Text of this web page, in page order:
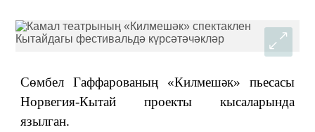
Сөмбел Гаффарованың «Килмешәк» пьесасы
Норвегия-Кытай проекты кысаларында
язылган.